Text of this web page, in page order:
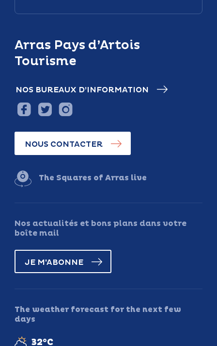
Arras Pays d’Artois
Tourisme
NOS BUREAUX D’INFORMATION
NOUS CONTACTER
The Squares of Arras live
Nos actualités et bons plans dans votre
boîte mail
JE M'ABONNE
The weather forecast for the next few
days
32°C